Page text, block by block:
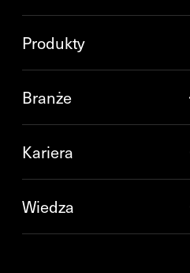
Produkty
Branże
Kariera
Wiedza